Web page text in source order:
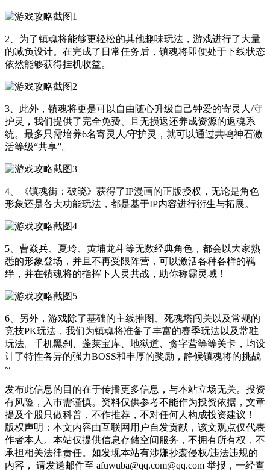
2、为了镇魂将能够更轻松的其他趣味玩法，游戏进行了大量
的减负设计。在完成了日常任务后，镇魂将即便处于下线状态
依然能够获得挂机收益。
3、此外，镇魂将更是可以自由随心升级自己钟爱的寄灵人/守
护灵，我们提供了完全免费、且无损返还养成资源的返魂系
统。最多只需培养6名寄灵人/守护灵，就可以通过共鸣神石激
活等级“共享”。
4、《镇魂街：破晓》获得了IP漫画的正版授权，无论是角色
形象还是各大功能玩法，都是基于IP内容进行衍生与拓展。
5、曹焱兵、夏玲、黄埔龙斗等无数经典角色，都会以大家熟
悉的形象登场，并且不再受限阵营，可以激活各种各样的羁
绊，并在镇魂将的指挥下人灵共战，助你称霸灵域！
6、另外，游戏除了基础的主线推图、死魂塔闯关以及常规的
竞技PK玩法，我们为镇魂将准备了丰富的赛季玩法以及常驻
玩法。千机黑刹、蓬莱宝库、地狱道、贪字营等等关卡，均设
计了特性各异的强力BOSS和丰厚的奖励，静候镇魂将的挑战
~
发布此信息的目的在于传播更多信息，与本站立场无关。投资
有风险，入市需谨慎。资料仅供参考不能作为投资依据，文章
提及个股只做科普，不作推荐，不对任何人构成投资建议！
版权声明：本文内容由互联网用户自发贡献，该文观点仅代表
作者本人。本站仅提供信息存储空间服务，不拥有所有权，不
承担相关法律责任。如发现本站有涉嫌抄袭侵权/违法违规的
内容， 请发送邮件至 afuwuba@qq.com@qq.com 举报，一经查